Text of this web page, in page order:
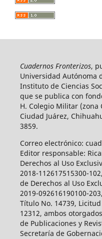
Cuadernos Fronterizos,
Universidad Autónoma
Instituto de Ciencias
que se publica con
H. Colegio Militar (zona
Ciudad Juárez,
3859.
Correo electrónico:
Editor responsable:
Derechos al Uso
2018-112617515300-
de Derechos al Uso
2019-092616190100-
Título No. 14739,
12312, ambos
de Publicaciones y
Secretaría de